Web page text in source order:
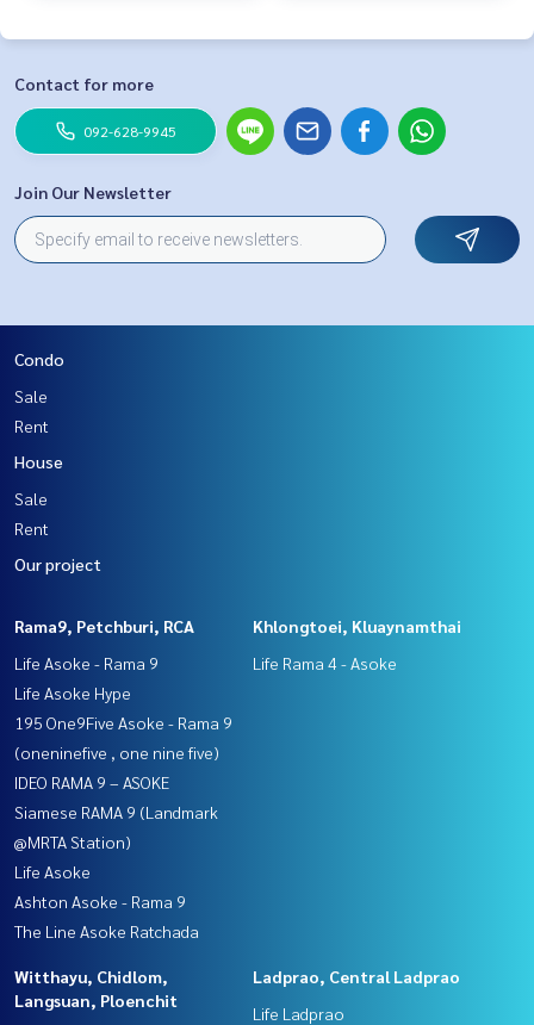
Contact for more
092-628-9945
Join Our Newsletter
Condo
Sale
Rent
House
Sale
Rent
Our project
Rama9, Petchburi, RCA
Life Asoke - Rama 9
Life Asoke Hype
195 One9Five Asoke - Rama 9
(oneninefive , one nine five)
IDEO RAMA 9 – ASOKE
Siamese RAMA 9 (Landmark
@MRTA Station)
Life Asoke
Ashton Asoke - Rama 9
The Line Asoke Ratchada
Khlongtoei, Kluaynamthai
Life Rama 4 - Asoke
Witthayu, Chidlom,
Langsuan, Ploenchit
Ladprao, Central Ladprao
Life Ladprao